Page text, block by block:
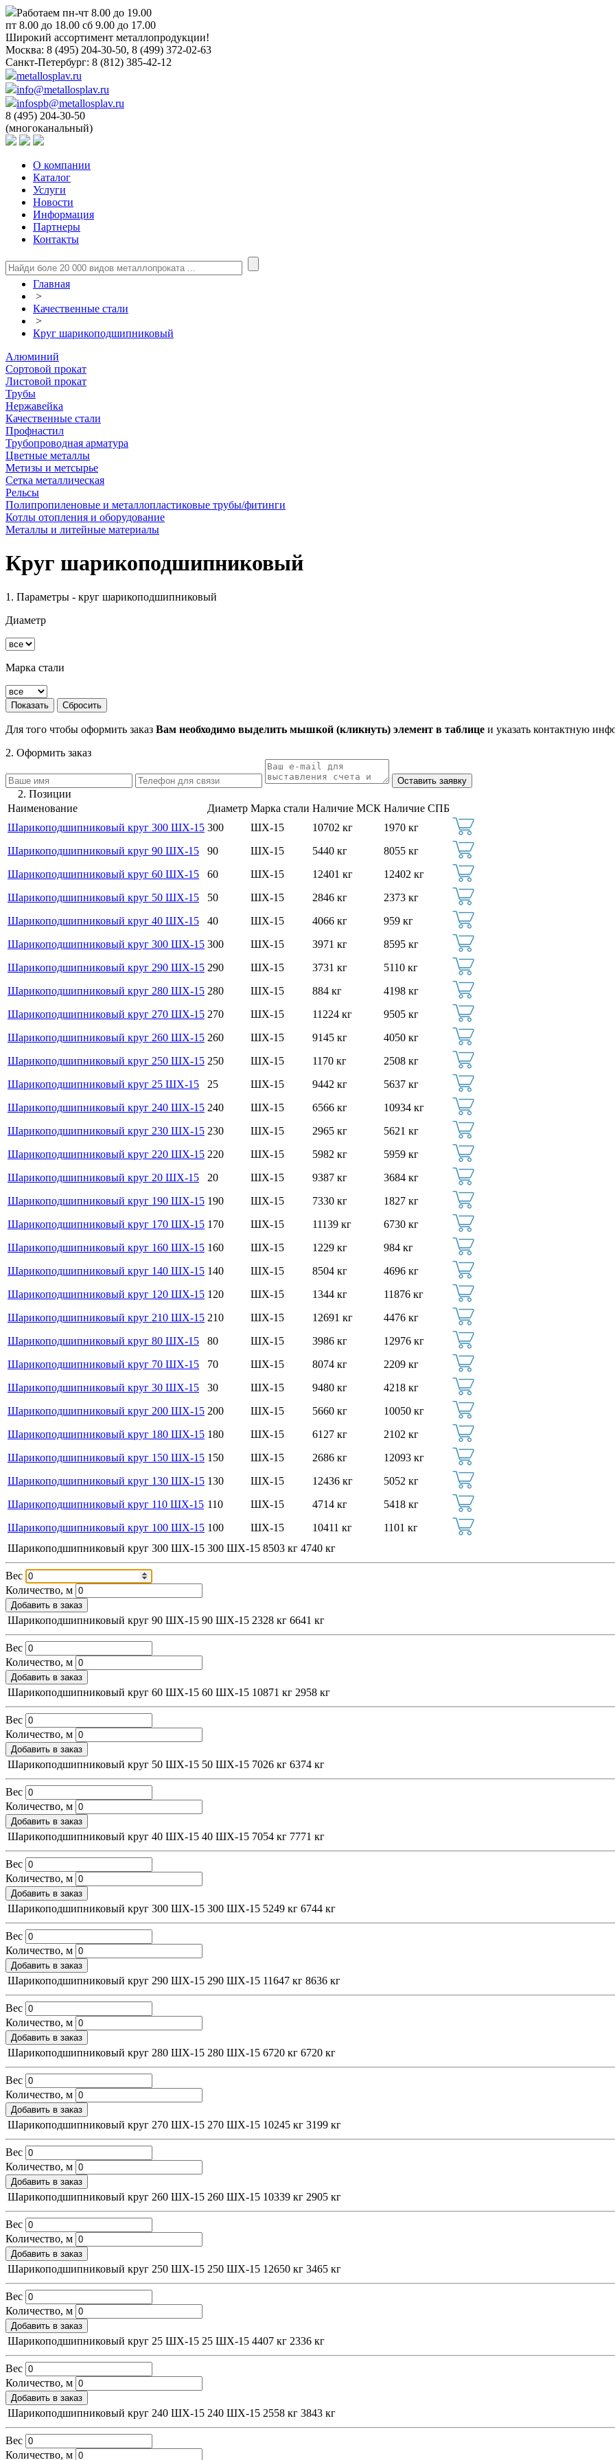
Работаем пн-чт 8.00 до 19.00
пт 8.00 до 18.00 сб 9.00 до 17.00
Широкий ассортимент металлопродукции!
Москва: 8 (495) 204-30-50, 8 (499) 372-02-63
Санкт-Петербург: 8 (812) 385-42-12
metallosplav.ru
info@metallosplav.ru
infospb@metallosplav.ru
8 (495) 204-30-50
(многоканальный)
О компании
Каталог
Услуги
Новости
Информация
Партнеры
Контакты
Главная
>
Качественные стали
>
Круг шарикоподшипниковый
Алюминий
Сортовой прокат
Листовой прокат
Трубы
Нержавейка
Качественные стали
Профнастил
Трубопроводная арматура
Цветные металлы
Метизы и метсырье
Сетка металлическая
Рельсы
Полипропиленовые и металлопластиковые трубы/фитинги
Котлы отопления и оборудование
Металлы и литейные материалы
Круг шарикоподшипниковый
1. Параметры - круг шарикоподшипниковый
Диаметр
Марка стали
Для того чтобы оформить заказ Вам необходимо выделить мышкой (кликнуть) элемент в таблице и указать контактную
2. Оформить заказ
2. Позиции
Наименование
Диаметр Марка стали Наличие МСК Наличие СПБ
Шарикоподшипниковый круг 300 ШХ-15 300 ШХ-15 10702 кг
1970 кг
Шарикоподшипниковый круг 90 ШХ-15
90 ШХ-15 5440 кг
8055 кг
Шарикоподшипниковый круг 60 ШХ-15
60 ШХ-15 12401 кг
12402 кг
Шарикоподшипниковый круг 50 ШХ-15
50 ШХ-15 2846 кг
2373 кг
Шарикоподшипниковый круг 40 ШХ-15
40 ШХ-15 4066 кг
959 кг
Шарикоподшипниковый круг 300 ШХ-15 300 ШХ-15 3971 кг
8595 кг
Шарикоподшипниковый круг 290 ШХ-15 290 ШХ-15 3731 кг
5110 кг
Шарикоподшипниковый круг 280 ШХ-15 280 ШХ-15 884 кг
4198 кг
Шарикоподшипниковый круг 270 ШХ-15 270 ШХ-15 11224 кг
9505 кг
Шарикоподшипниковый круг 260 ШХ-15 260 ШХ-15 9145 кг
4050 кг
Шарикоподшипниковый круг 250 ШХ-15 250 ШХ-15 1170 кг
2508 кг
Шарикоподшипниковый круг 25 ШХ-15
25 ШХ-15 9442 кг
5637 кг
Шарикоподшипниковый круг 240 ШХ-15 240 ШХ-15 6566 кг
10934 кг
Шарикоподшипниковый круг 230 ШХ-15 230 ШХ-15 2965 кг
5621 кг
Шарикоподшипниковый круг 220 ШХ-15 220 ШХ-15 5982 кг
5959 кг
Шарикоподшипниковый круг 20 ШХ-15
20 ШХ-15 9387 кг
3684 кг
Шарикоподшипниковый круг 190 ШХ-15 190 ШХ-15 7330 кг
1827 кг
Шарикоподшипниковый круг 170 ШХ-15 170 ШХ-15 11139 кг
6730 кг
Шарикоподшипниковый круг 160 ШХ-15 160 ШХ-15 1229 кг
984 кг
Шарикоподшипниковый круг 140 ШХ-15 140 ШХ-15 8504 кг
4696 кг
Шарикоподшипниковый круг 120 ШХ-15 120 ШХ-15 1344 кг
11876 кг
Шарикоподшипниковый круг 210 ШХ-15 210 ШХ-15 12691 кг
4476 кг
Шарикоподшипниковый круг 80 ШХ-15
80 ШХ-15 3986 кг
12976 кг
Шарикоподшипниковый круг 70 ШХ-15
70 ШХ-15 8074 кг
2209 кг
Шарикоподшипниковый круг 30 ШХ-15
30 ШХ-15 9480 кг
4218 кг
Шарикоподшипниковый круг 200 ШХ-15 200 ШХ-15 5660 кг
10050 кг
Шарикоподшипниковый круг 180 ШХ-15 180 ШХ-15 6127 кг
2102 кг
Шарикоподшипниковый круг 150 ШХ-15 150 ШХ-15 2686 кг
12093 кг
Шарикоподшипниковый круг 130 ШХ-15 130 ШХ-15 12436 кг
5052 кг
Шарикоподшипниковый круг 110 ШХ-15 110 ШХ-15 4714 кг
5418 кг
Шарикоподшипниковый круг 100 ШХ-15 100 ШХ-15 10411 кг
1101 кг
Шарикоподшипниковый круг 300 ШХ-15 300 ШХ-15 8503 кг 4740 кг
Вес
Количество, м
Добавить в заказ
Шарикоподшипниковый круг 90 ШХ-15 90 ШХ-15 2328 кг 6641 кг
Вес
Количество, м
Добавить в заказ
Шарикоподшипниковый круг 60 ШХ-15 60 ШХ-15 10871 кг 2958 кг
Вес
Количество, м
Добавить в заказ
Шарикоподшипниковый круг 50 ШХ-15 50 ШХ-15 7026 кг 6374 кг
Вес
Количество, м
Добавить в заказ
Шарикоподшипниковый круг 40 ШХ-15 40 ШХ-15 7054 кг 7771 кг
Вес
Количество, м
Добавить в заказ
Шарикоподшипниковый круг 300 ШХ-15 300 ШХ-15 5249 кг 6744 кг
Вес
Количество, м
Добавить в заказ
Шарикоподшипниковый круг 290 ШХ-15 290 ШХ-15 11647 кг 8636 кг
Вес
Количество, м
Добавить в заказ
Шарикоподшипниковый круг 280 ШХ-15 280 ШХ-15 6720 кг 6720 кг
Вес
Количество, м
Добавить в заказ
Шарикоподшипниковый круг 270 ШХ-15 270 ШХ-15 10245 кг 3199 кг
Вес
Количество, м
Добавить в заказ
Шарикоподшипниковый круг 260 ШХ-15 260 ШХ-15 10339 кг 2905 кг
Вес
Количество, м
Добавить в заказ
Шарикоподшипниковый круг 250 ШХ-15 250 ШХ-15 12650 кг 3465 кг
Вес
Количество, м
Добавить в заказ
Шарикоподшипниковый круг 25 ШХ-15 25 ШХ-15 4407 кг 2336 кг
Вес
Количество, м
Добавить в заказ
Шарикоподшипниковый круг 240 ШХ-15 240 ШХ-15 2558 кг 3843 кг
Вес
Количество, м